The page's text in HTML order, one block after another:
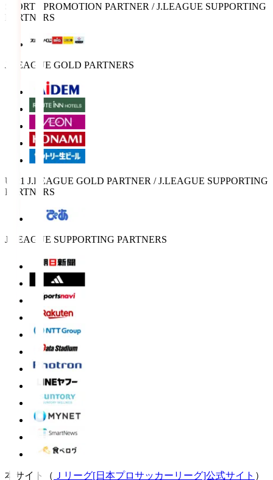
SPORTS PROMOTION PARTNER / J.LEAGUE SUPPORTING
PARTNERS
J.LEAGUE GOLD PARTNERS
U-21 J.LEAGUE GOLD PARTNER / J.LEAGUE SUPPORTING
PARTNERS
J.LEAGUE SUPPORTING PARTNERS
本サイト（ Ｊリーグ[日本プロサッカーリーグ]公式サイト ）